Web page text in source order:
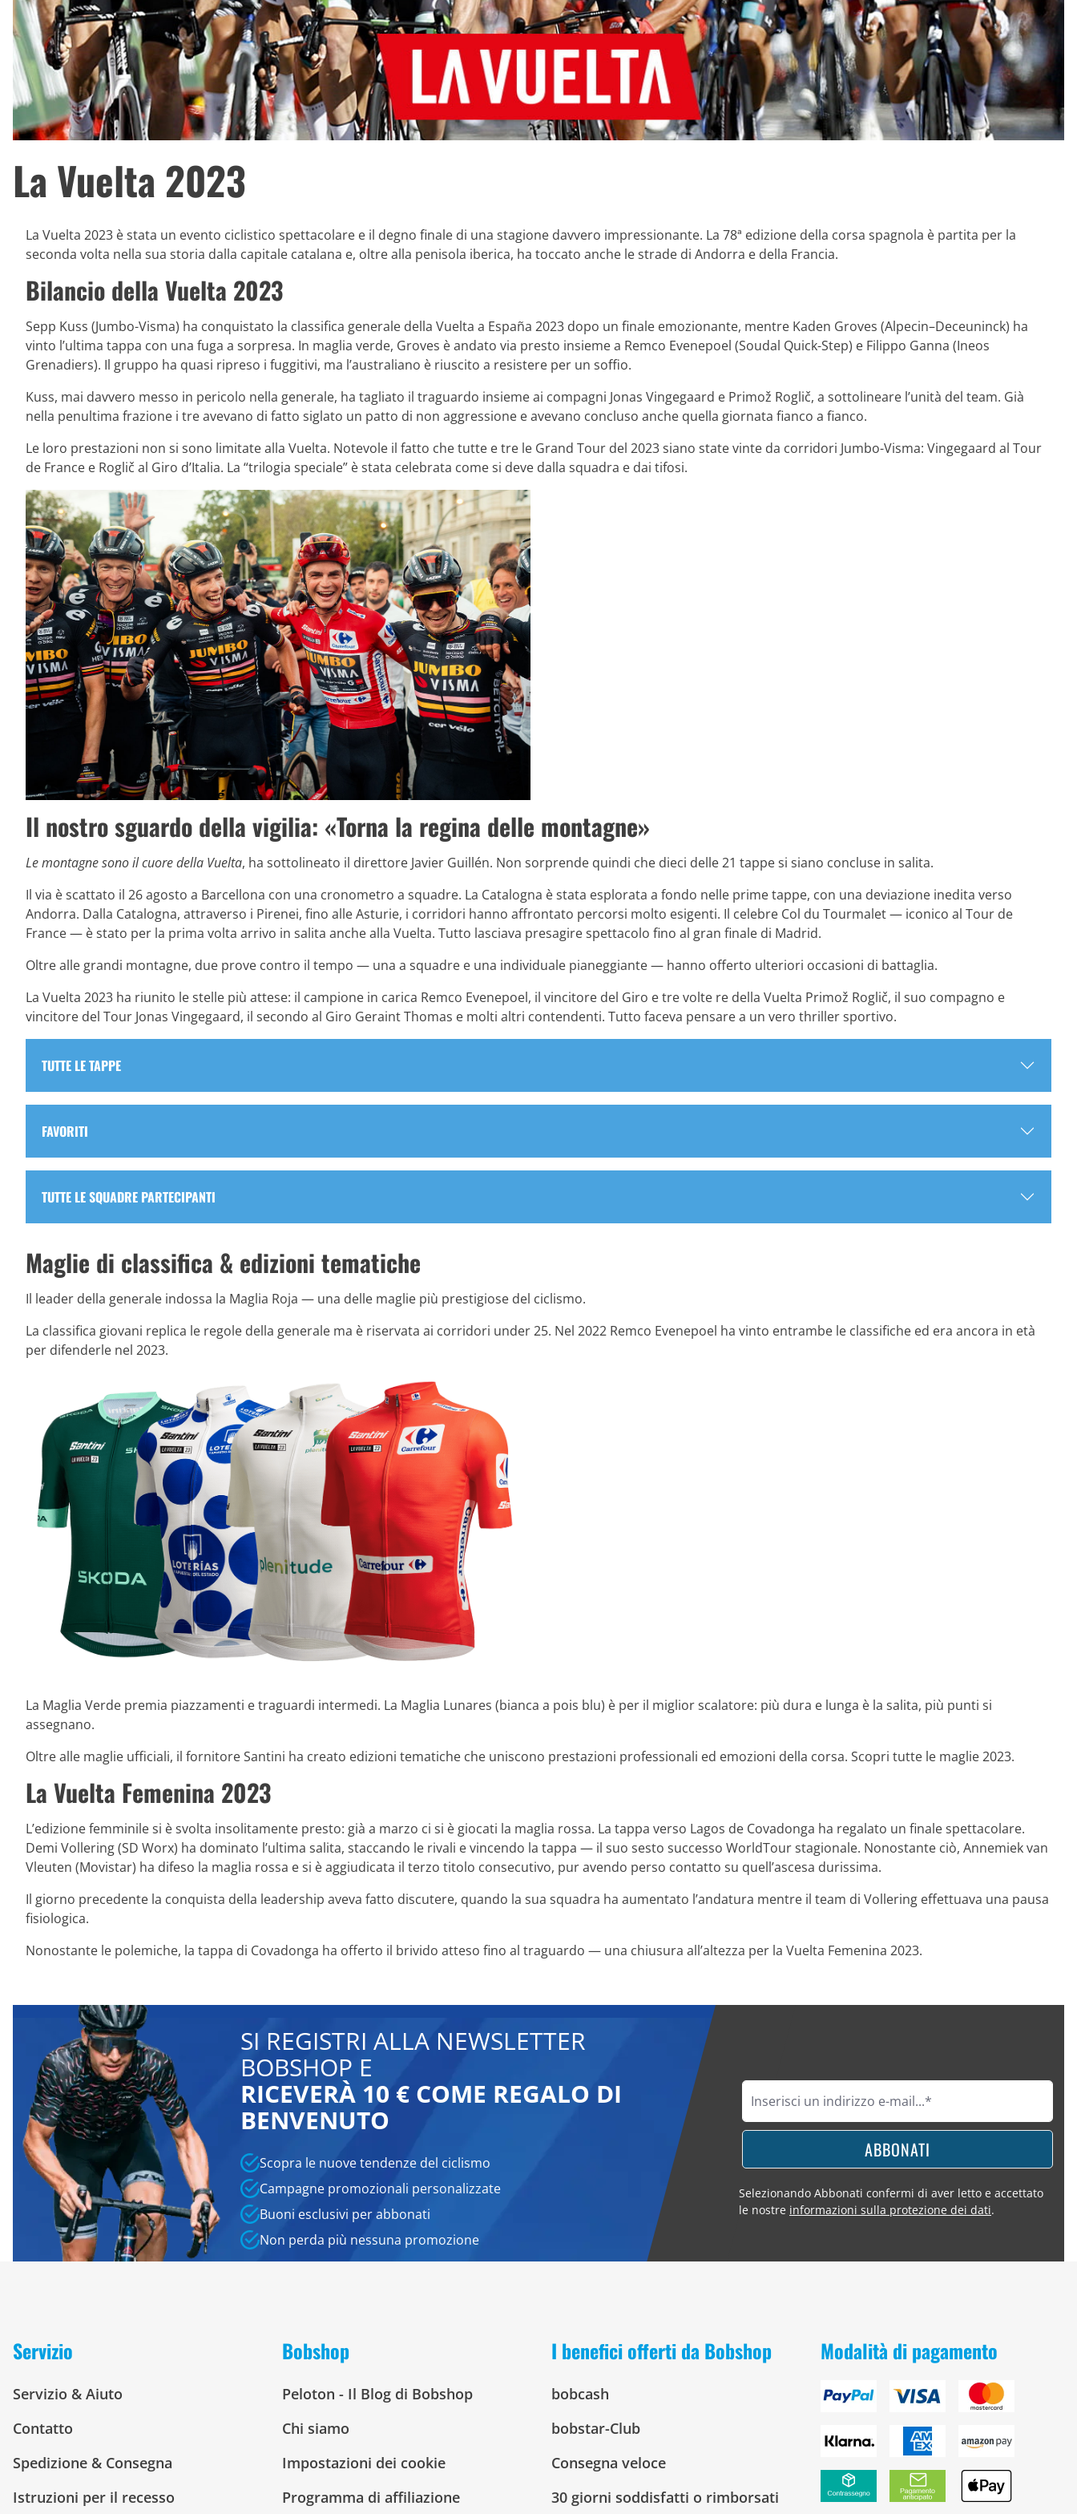
La Vuelta 2023
La Vuelta 2023 è stata un evento ciclistico spettacolare e il degno finale di una stagione davvero impressionante. La 78ª edizione della corsa spagnola è partita per la
seconda volta nella sua storia dalla capitale catalana e, oltre alla penisola iberica, ha toccato anche le strade di Andorra e della Francia.
Bilancio della Vuelta 2023
Sepp Kuss (Jumbo-Visma) ha conquistato la classifica generale della Vuelta a España 2023 dopo un finale emozionante, mentre Kaden Groves (Alpecin–Deceuninck) ha
vinto l’ultima tappa con una fuga a sorpresa. In maglia verde, Groves è andato via presto insieme a Remco Evenepoel (Soudal Quick-Step) e Filippo Ganna (Ineos
Grenadiers). Il gruppo ha quasi ripreso i fuggitivi, ma l’australiano è riuscito a resistere per un soffio.
Kuss, mai davvero messo in pericolo nella generale, ha tagliato il traguardo insieme ai compagni Jonas Vingegaard e Primož Roglič, a sottolineare l’unità del team. Già
nella penultima frazione i tre avevano di fatto siglato un patto di non aggressione e avevano concluso anche quella giornata fianco a fianco.
Le loro prestazioni non si sono limitate alla Vuelta. Notevole il fatto che tutte e tre le Grand Tour del 2023 siano state vinte da corridori Jumbo-Visma: Vingegaard al Tour
de France e Roglič al Giro d’Italia. La “trilogia speciale” è stata celebrata come si deve dalla squadra e dai tifosi.
Il nostro sguardo della vigilia: «Torna la regina delle montagne»
Le montagne sono il cuore della Vuelta, ha sottolineato il direttore Javier Guillén. Non sorprende quindi che dieci delle 21 tappe si siano concluse in salita.
Il via è scattato il 26 agosto a Barcellona con una cronometro a squadre. La Catalogna è stata esplorata a fondo nelle prime tappe, con una deviazione inedita verso
Andorra. Dalla Catalogna, attraverso i Pirenei, fino alle Asturie, i corridori hanno affrontato percorsi molto esigenti. Il celebre Col du Tourmalet — iconico al Tour de
France — è stato per la prima volta arrivo in salita anche alla Vuelta. Tutto lasciava presagire spettacolo fino al gran finale di Madrid.
Oltre alle grandi montagne, due prove contro il tempo — una a squadre e una individuale pianeggiante — hanno offerto ulteriori occasioni di battaglia.
La Vuelta 2023 ha riunito le stelle più attese: il campione in carica Remco Evenepoel, il vincitore del Giro e tre volte re della Vuelta Primož Roglič, il suo compagno e
vincitore del Tour Jonas Vingegaard, il secondo al Giro Geraint Thomas e molti altri contendenti. Tutto faceva pensare a un vero thriller sportivo.
TUTTE LE TAPPE
FAVORITI
TUTTE LE SQUADRE PARTECIPANTI
Maglie di classifica & edizioni tematiche
Il leader della generale indossa la Maglia Roja — una delle maglie più prestigiose del ciclismo.
La classifica giovani replica le regole della generale ma è riservata ai corridori under 25. Nel 2022 Remco Evenepoel ha vinto entrambe le classifiche ed era ancora in età
per difenderle nel 2023.
La Maglia Verde premia piazzamenti e traguardi intermedi. La Maglia Lunares (bianca a pois blu) è per il miglior scalatore: più dura e lunga è la salita, più punti si
assegnano.
Oltre alle maglie ufficiali, il fornitore Santini ha creato edizioni tematiche che uniscono prestazioni professionali ed emozioni della corsa. Scopri tutte le maglie 2023.
La Vuelta Femenina 2023
L’edizione femminile si è svolta insolitamente presto: già a marzo ci si è giocati la maglia rossa. La tappa verso Lagos de Covadonga ha regalato un finale spettacolare.
Demi Vollering (SD Worx) ha dominato l’ultima salita, staccando le rivali e vincendo la tappa — il suo sesto successo WorldTour stagionale. Nonostante ciò, Annemiek van
Vleuten (Movistar) ha difeso la maglia rossa e si è aggiudicata il terzo titolo consecutivo, pur avendo perso contatto su quell’ascesa durissima.
Il giorno precedente la conquista della leadership aveva fatto discutere, quando la sua squadra ha aumentato l’andatura mentre il team di Vollering effettuava una pausa
fisiologica.
Nonostante le polemiche, la tappa di Covadonga ha offerto il brivido atteso fino al traguardo — una chiusura all’altezza per la Vuelta Femenina 2023.
SI REGISTRI ALLA NEWSLETTER
BOBSHOP E
RICEVERÀ 10 € COME REGALO DI
BENVENUTO
Scopra le nuove tendenze del ciclismo
Campagne promozionali personalizzate
Buoni esclusivi per abbonati
Non perda più nessuna promozione
ABBONATI
Selezionando Abbonati confermi di aver letto e accettato
le nostre informazioni sulla protezione dei dati.
Servizio
Servizio & Aiuto
Contatto
Spedizione & Consegna
Istruzioni per il recesso
Bobshop
Peloton - Il Blog di Bobshop
Chi siamo
Impostazioni dei cookie
Programma di affiliazione
I benefici offerti da Bobshop
bobcash
bobstar-Club
Consegna veloce
30 giorni soddisfatti o rimborsati
Modalità di pagamento